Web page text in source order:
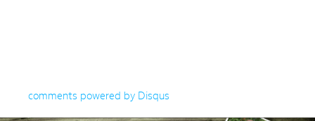
comments powered by Disqus